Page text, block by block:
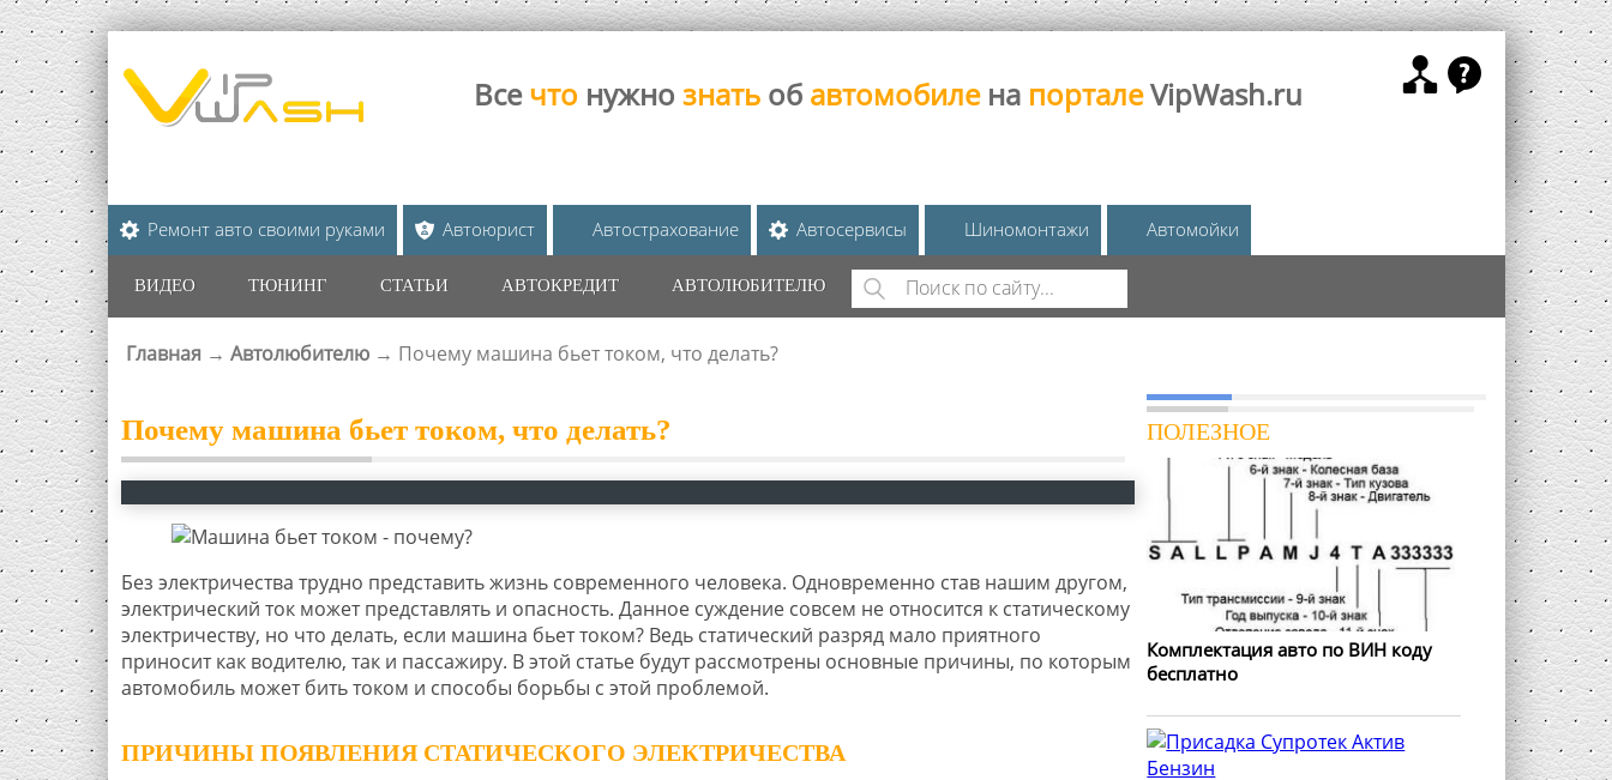
Все что нужно знать об автомобиле на порталеVipWash.ru
Ремонт авто своими руками Автоюрист Автострахование Автосервисы Шиномонтажи Автомойки
ВИДЕО ТЮНИНГ СТАТЬИ АВТОКРЕДИТ АВТОЛЮБИТЕЛЮ
ФОРМА ПОИСКА
Поиск
ВЫ ЗДЕСЬ
Главная → Автолюбителю → Почему машина бьет током, что делать?
Почему машина бьет током, что делать?
Без электричества трудно представить жизнь современного человека. Одновременно став нашим другом,
электрический ток может представлять и опасность. Данное суждение совсем не относится к статическому
электричеству, но что делать, если машина бьет током? Ведь статический разряд мало приятного
приносит как водителю, так и пассажиру. В этой статье будут рассмотрены основные причины, по которым
автомобиль может бить током и способы борьбы с этой проблемой.
ПРИЧИНЫ ПОЯВЛЕНИЯ СТАТИЧЕСКОГО ЭЛЕКТРИЧЕСТВА
ПОЛЕЗНОЕ
Комплектация авто по ВИН коду
бесплатно